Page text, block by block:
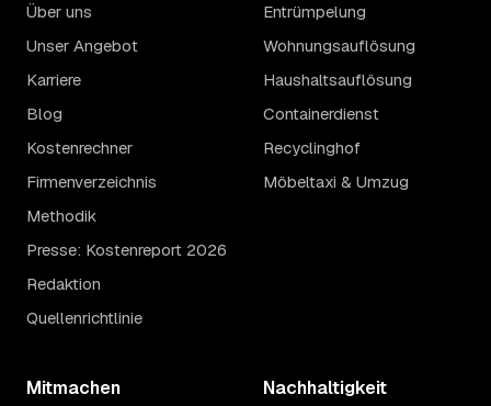
Über uns
Unser Angebot
Karriere
Blog
Kostenrechner
Firmenverzeichnis
Methodik
Presse: Kostenreport 2026
Redaktion
Quellenrichtlinie
Entrümpelung
Wohnungsauflösung
Haushaltsauflösung
Containerdienst
Recyclinghof
Möbeltaxi & Umzug
Mitmachen Nachhaltigkeit